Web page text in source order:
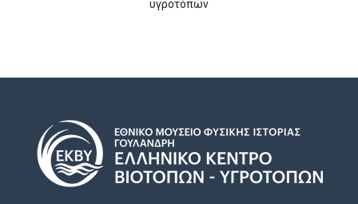
υγροτόπων